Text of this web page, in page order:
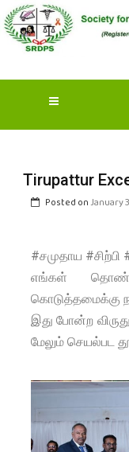
S
(SRDPS)
Tirupattur
Posted on January
#சமுதாய #சிற்பி
எங்கள்
கொடுத்தமைக்கு
இது போன்ற
மேலும் செயல்பட